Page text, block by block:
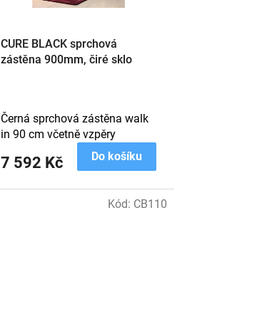
CURE BLACK sprchová
zástěna 900mm, čiré sklo
7 592 Kč Do košíku
Černá sprchová zástěna walk
in 90 cm včetně vzpěry
Kód: CB110